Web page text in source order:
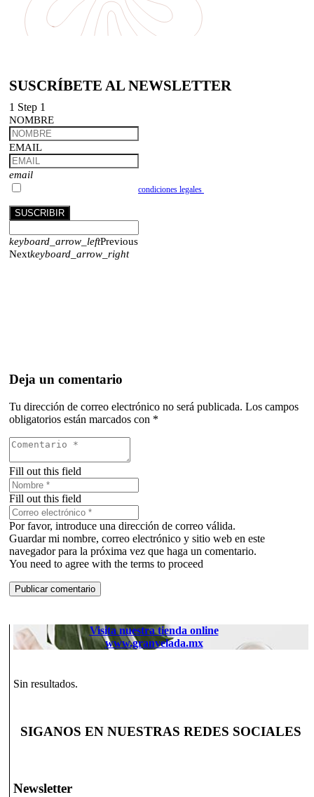
SUSCRÍBETE AL NEWSLETTER
1 Step 1
NOMBRE
EMAIL
email
condiciones legales
SUSCRIBIR
keyboard_arrow_leftPrevious
Nextkeyboard_arrow_right
Deja un comentario
Tu dirección de correo electrónico no será publicada. Los campos
obligatorios están marcados con *
Fill out this field
Fill out this field
Por favor, introduce una dirección de correo válida.
Guardar mi nombre, correo electrónico y sitio web en este
navegador para la próxima vez que haga un comentario.
You need to agree with the terms to proceed
Publicar comentario
Visita nuestra tienda online
www.granvelada.mx
Sin resultados.
SIGANOS EN NUESTRAS REDES SOCIALES
Newsletter